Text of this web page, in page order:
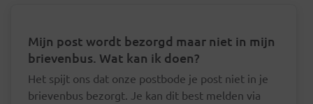
Mijn post wordt bezorgd maar niet in mijn
brievenbus. Wat kan ik doen?
Het spijt ons dat onze postbode je post niet in je
brievenbus bezorgt. Je kan dit best melden via